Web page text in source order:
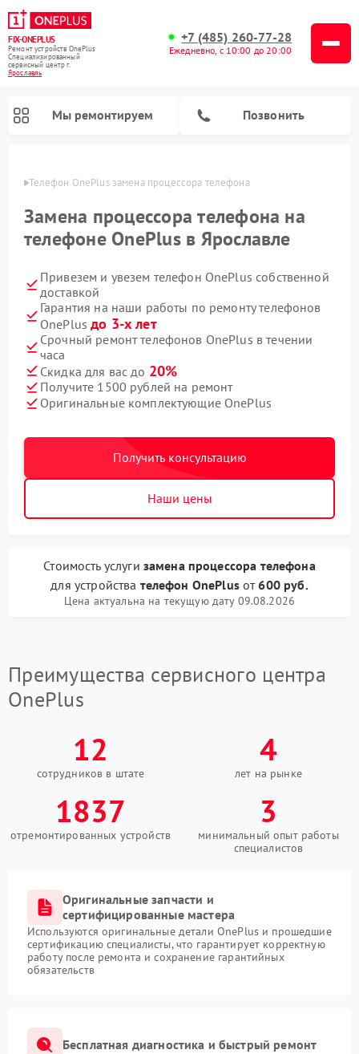
FIX-ONEPLUS
Ремонт устройств OnePlus
Специализированный
cервисный центр г.
Ярославль
+7 (485) 260-77-28
Ежедневно, с 10:00 до 20:00
Мы ремонтируем Позвонить
Телефон OnePlus замена процессора телефона
Замена процессора телефона на
телефоне OnePlus в Ярославле
Привезем и увезем телефон OnePlus собственной
доставкой
Гарантия на наши работы по ремонту телефонов
OnePlusдо 3-х лет
Срочный ремонт телефонов OnePlus в течении
часа
Скидка для вас до 20%
Получите 1500 рублей на ремонт
Оригинальные комплектующие OnePlus
Получить консультацию
Наши цены
Стоимость услуги замена процессора телефона
для устройства телефон OnePlusот600 руб.
Цена актуальна на текущую дату 09.08.2026
Преимущества сервисного центра
OnePlus
12
сотрудников в штате
4
лет на рынке
1837
отремонтированных устройств
3
минимальный опыт работы
специалистов
Оригинальные запчасти и
сертифицированные мастера
Используются оригинальные детали OnePlus и прошедшие
сертификацию специалисты, что гарантирует корректную
работу после ремонта и сохранение гарантийных
обязательств
Бесплатная диагностика и быстрый ремонт